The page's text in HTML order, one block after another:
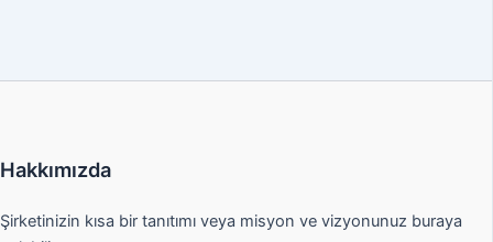
Hakkımızda
Şirketinizin kısa bir tanıtımı veya misyon ve vizyonunuz buraya